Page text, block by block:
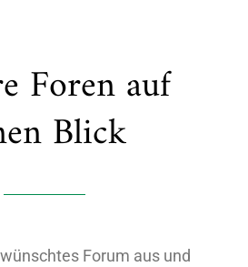
Foren auf
Blick
Forum aus und